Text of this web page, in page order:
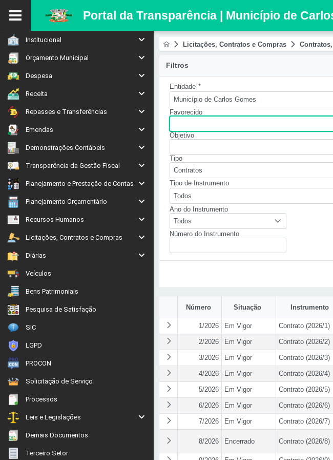
Portal da Transparência | Município de
Institucional
Orçamento Municipal
Despesa
Receita
Repasses e Transferências
Emendas
Demonstrações Contábeis
Transparência da Gestão Fiscal
Planejamento e Prestação de Contas
Planejamento Orçamentário
Recursos Humanos
Licitações, Contratos e Compras
Diárias
Veículos
Bens Patrimoniais
Pesquisa de Satisfação
SIC
LGPD
PROCON
Solicitação de Serviço
Processos
Leis e Legislações
Demais Documentos
Terceiro Setor
Licitações, Contratos e Compras
Filtros
Entidade *
Município de Carlos Gomes
Favorecido
Objetivo
Tipo
Contratos
Tipo de Instrumento
Todos
Ano do Instrumento
Todos
Número do Instrumento
Número Situação Instrumento
1/2026 Em Vigor Contrato (2026/1)
2/2026
Em Vigor Contrato (2026/2)
3/2026
Em Vigor Contrato (2026/3)
4/2026
Em Vigor Contrato (2026/4)
5/2026
Em Vigor Contrato (2026/5)
6/2026
Em Vigor Contrato (2026/6)
7/2026
Em Vigor Contrato (2026/7)
8/2026 Encerrado Contrato (2026/8)